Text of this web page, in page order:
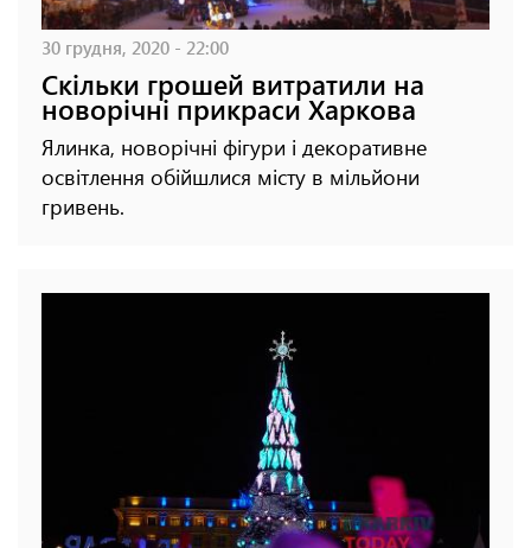
30 грудня, 2020 - 22:00
Скільки грошей витратили на
новорічні прикраси Харкова
Ялинка, новорічні фігури і декоративне
освітлення обійшлися місту в мільйони
гривень.